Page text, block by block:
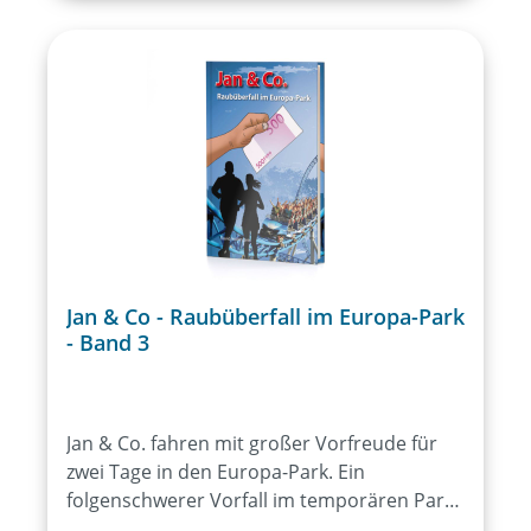
Jan & Co - Raubüberfall im Europa-Park
- Band 3
Jan & Co. fahren mit großer Vorfreude für
zwei Tage in den Europa-Park. Ein
folgenschwerer Vorfall im temporären Park-